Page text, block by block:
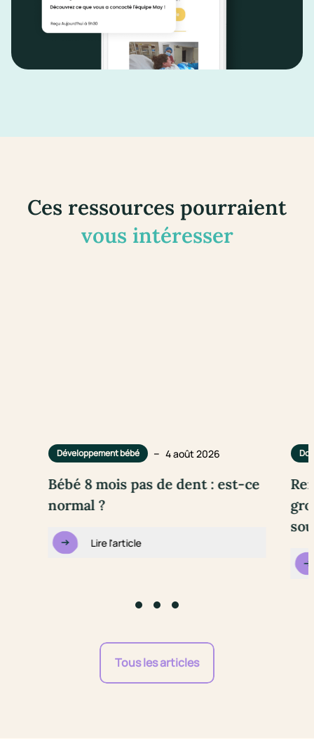
Ces ressources pourraient
vous intéresser
Développement bébé – 4 août 2026
Bébé 8 mois pas de dent : est-ce
normal ?
Lire l'article
Tous les articles